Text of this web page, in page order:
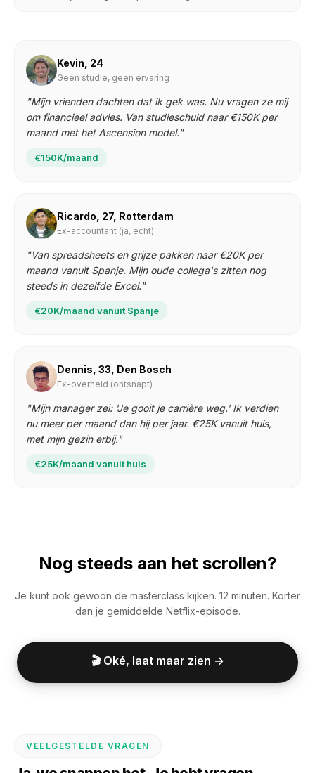
Kevin, 24
Geen studie, geen ervaring
"Mijn vrienden dachten dat ik gek was. Nu vragen ze mij
om financieel advies. Van studieschuld naar €150K per
maand met het Ascension model."
€150K/maand
Ricardo, 27, Rotterdam
Ex-accountant (ja, echt)
"Van spreadsheets en grijze pakken naar €20K per
maand vanuit Spanje. Mijn oude collega's zitten nog
steeds in dezelfde Excel."
€20K/maand vanuit Spanje
Dennis, 33, Den Bosch
Ex-overheid (ontsnapt)
"Mijn manager zei: 'Je gooit je carrière weg.' Ik verdien
nu meer per maand dan hij per jaar. €25K vanuit huis,
met mijn gezin erbij."
€25K/maand vanuit huis
Nog steeds aan het scrollen?
Je kunt ook gewoon de masterclass kijken. 12 minuten. Korter
dan je gemiddelde Netflix-episode.
🎬 Oké, laat maar zien →
VEELGESTELDE VRAGEN